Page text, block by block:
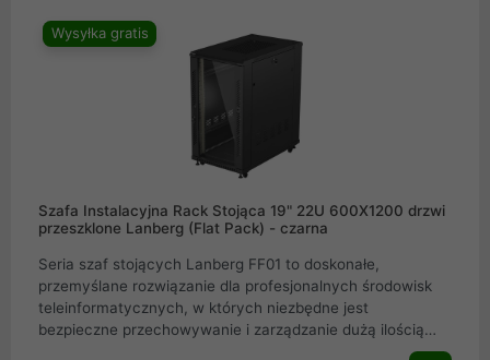
różnych wymiarach i konfiguracjach, co pozwala na
idealne dopasowanie do indywidualnych potrzeb
Wysyłka gratis
Szafa Instalacyjna Rack Stojąca 19" 22U 600X1200 drzwi
przeszklone Lanberg (Flat Pack) - czarna
Seria szaf stojących Lanberg FF01 to doskonałe,
przemyślane rozwiązanie dla profesjonalnych środowisk
teleinformatycznych, w których niezbędne jest
bezpieczne przechowywanie i zarządzanie dużą ilością
sprzętu serwerowego. Konstrukcja szafy rack umożliwia